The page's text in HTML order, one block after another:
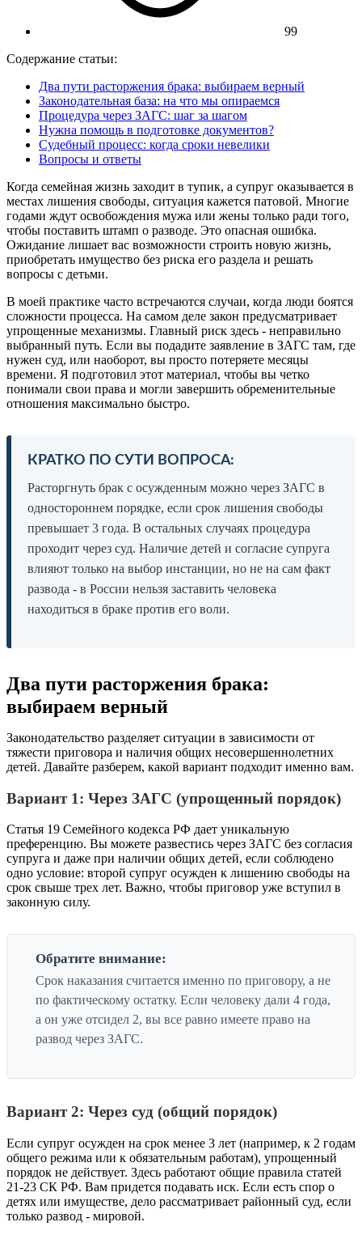
99
Содержание статьи:
Два пути расторжения брака: выбираем верный
Законодательная база: на что мы опираемся
Процедура через ЗАГС: шаг за шагом
Нужна помощь в подготовке документов?
Судебный процесс: когда сроки невелики
Вопросы и ответы
Когда семейная жизнь заходит в тупик, а супруг оказывается в
местах лишения свободы, ситуация кажется патовой. Многие
годами ждут освобождения мужа или жены только ради того,
чтобы поставить штамп о разводе. Это опасная ошибка.
Ожидание лишает вас возможности строить новую жизнь,
приобретать имущество без риска его раздела и решать
вопросы с детьми.
В моей практике часто встречаются случаи, когда люди боятся
сложности процесса. На самом деле закон предусматривает
упрощенные механизмы. Главный риск здесь - неправильно
выбранный путь. Если вы подадите заявление в ЗАГС там, где
нужен суд, или наоборот, вы просто потеряете месяцы
времени. Я подготовил этот материал, чтобы вы четко
понимали свои права и могли завершить обременительные
отношения максимально быстро.
КРАТКО ПО СУТИ ВОПРОСА:
Расторгнуть брак с осужденным можно через ЗАГС в
одностороннем порядке, если срок лишения свободы
превышает 3 года. В остальных случаях процедура
проходит через суд. Наличие детей и согласие супруга
влияют только на выбор инстанции, но не на сам факт
развода - в России нельзя заставить человека
находиться в браке против его воли.
Два пути расторжения брака:
выбираем верный
Законодательство разделяет ситуации в зависимости от
тяжести приговора и наличия общих несовершеннолетних
детей. Давайте разберем, какой вариант подходит именно вам.
Вариант 1: Через ЗАГС (упрощенный порядок)
Статья 19 Семейного кодекса РФ дает уникальную
преференцию. Вы можете развестись через ЗАГС без согласия
супруга и даже при наличии общих детей, если соблюдено
одно условие: второй супруг осужден к лишению свободы на
срок свыше трех лет. Важно, чтобы приговор уже вступил в
законную силу.
Обратите внимание:
Срок наказания считается именно по приговору, а не
по фактическому остатку. Если человеку дали 4 года,
а он уже отсидел 2, вы все равно имеете право на
развод через ЗАГС.
Вариант 2: Через суд (общий порядок)
Если супруг осужден на срок менее 3 лет (например, к 2 годам
общего режима или к обязательным работам), упрощенный
порядок не действует. Здесь работают общие правила статей
21-23 СК РФ. Вам придется подавать иск. Если есть спор о
детях или имуществе, дело рассматривает районный суд, если
только развод - мировой.